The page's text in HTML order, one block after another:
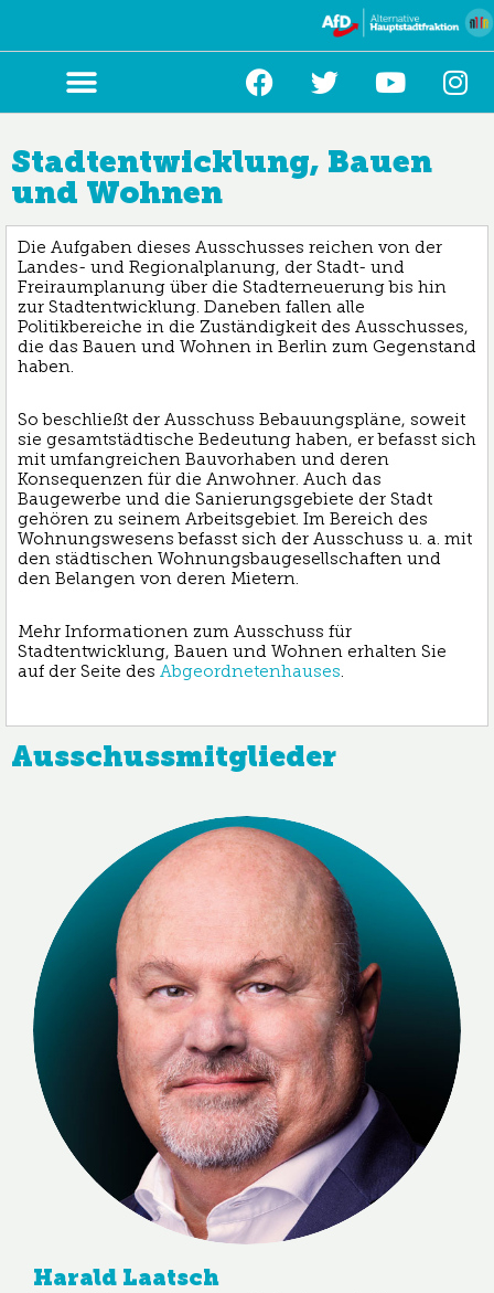
springen
Stadtentwicklung, Bauen
und Wohnen
Die Aufgaben dieses Ausschusses reichen von der
Landes- und Regionalplanung, der Stadt- und
Freiraumplanung über die Stadterneuerung bis hin
zur Stadtentwicklung. Daneben fallen alle
Politikbereiche in die Zuständigkeit des Ausschusses,
die das Bauen und Wohnen in Berlin zum Gegenstand
haben.
So beschließt der Ausschuss Bebauungspläne, soweit
sie gesamtstädtische Bedeutung haben, er befasst sich
mit umfangreichen Bauvorhaben und deren
Konsequenzen für die Anwohner. Auch das
Baugewerbe und die Sanierungsgebiete der Stadt
gehören zu seinem Arbeitsgebiet. Im Bereich des
Wohnungswesens befasst sich der Ausschuss u. a. mit
den städtischen Wohnungsbaugesellschaften und
den Belangen von deren Mietern.
Mehr Informationen zum Ausschuss für
Stadtentwicklung, Bauen und Wohnen erhalten Sie
auf der Seite des Abgeordnetenhauses.
Ausschussmitglieder
Harald Laatsch​